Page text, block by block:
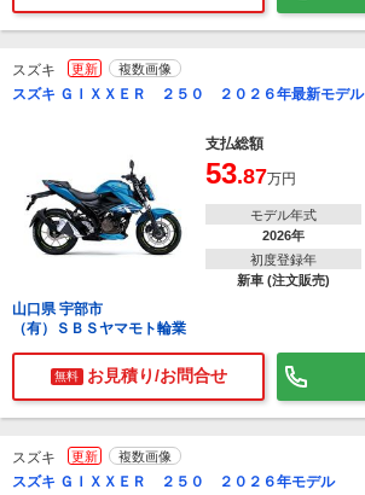
スズキ 更新 複数画像
スズキ ＧＩＸＸＥＲ ２５０ ２０２６年最新モデル
支払総額
53.87万円
モデル年式
2026年
初度登録年
新車 (注文販売)
山口県 宇部市
（有）ＳＢＳヤマモト輪業
無料 お見積り/お問合せ
スズキ 更新 複数画像
スズキ ＧＩＸＸＥＲ ２５０ ２０２６年モデル